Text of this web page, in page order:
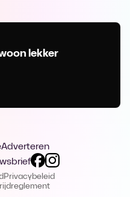
lekker
Adverteren
Privacybeleid